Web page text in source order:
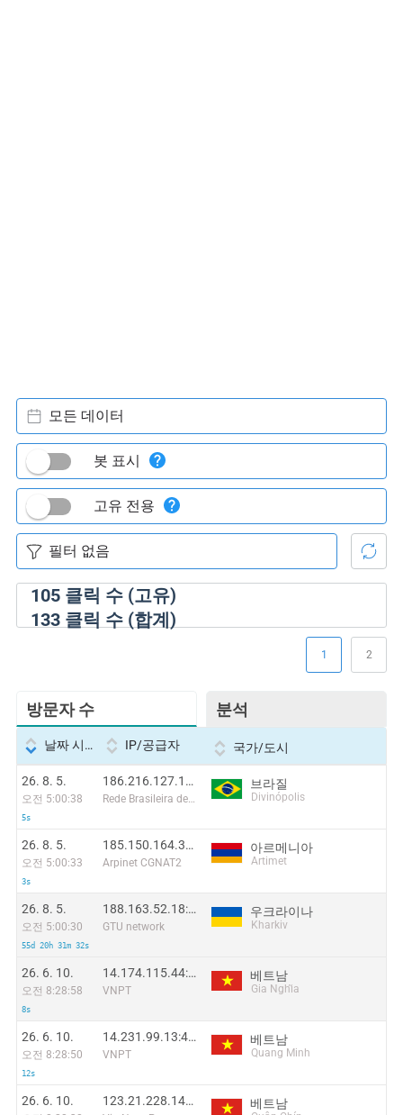
105클릭 수 (고유)
133클릭 수 (합계)
모든 데이터
봇 표시
고유 전용
방문자 수 분석
1 2
날짜 시간 IP/공급자 국가/도시
26. 8. 5.
오전 5:00:38
5s
186.216.127.139:48884
Rede Brasileira de Comunicacao S/A
브라질
Divinópolis
26. 8. 5.
오전 5:00:33
3s
185.150.164.38:55426
Arpinet CGNAT2
아르메니아
Artimet
26. 8. 5.
오전 5:00:30
55d 20h 31m 32s
188.163.52.18:21904
GTU network
우크라이나
Kharkiv
26. 6. 10.
오전 8:28:58
8s
14.174.115.44:44373
VNPT
베트남
Gia Nghĩa
26. 6. 10.
오전 8:28:50
12s
14.231.99.13:42654
VNPT
베트남
Quang Minh
26. 6. 10. 123.21.228.147:49785 베트남